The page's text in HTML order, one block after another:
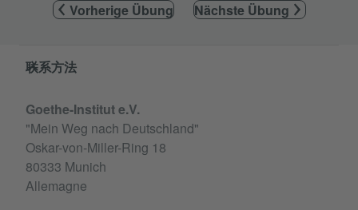
Vorherige Übung Nächste Übung
Service- und Informationsbereich
联系方法
Goethe-Institut e.V.
"Mein Weg nach Deutschland"
Oskar-von-Miller-Ring 18
80333 Munich
Allemagne